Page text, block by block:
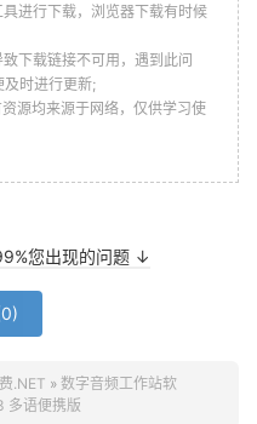
进行下载，浏览器下载有时候
下载链接不可用，遇到此问
时进行更新;
源均来源于网络，仅供学习使
您出现的问题 ↓
0)
.NET » 数字音频工作站软
多语便携版